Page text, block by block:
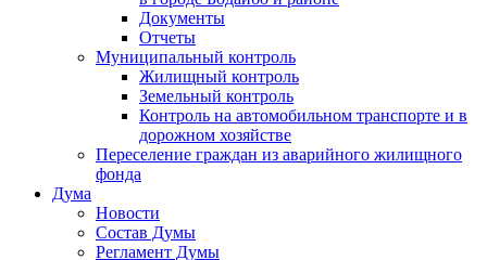
Документы
Отчеты
Муниципальный контроль
Жилищный контроль
Земельный контроль
Контроль на автомобильном транспорте и в
дорожном хозяйстве
Переселение граждан из аварийного жилищного
фонда
Дума
Новости
Состав Думы
Регламент Думы